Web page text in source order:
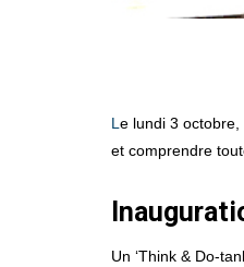
Le lundi 3 octobre, l’ouverture du Mondial du Bâtiment sera marquée par deux évènements inédits qui confirment sa vocation d’être LE lieu pour s’informer sur les mutations à venir
et comprendre
Un ‘Think & Do-